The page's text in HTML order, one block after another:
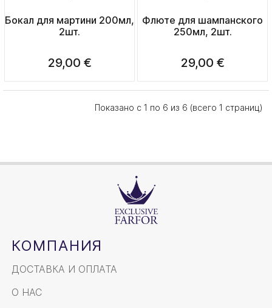
Бокал для мартини 200мл,
2шт.
29,00 €
Флюте для шампанского
250мл, 2шт.
29,00 €
Показано с 1 по 6 из 6 (всего 1 страниц)
КОМПАНИЯ
ДОСТАВКА И ОПЛАТА
О НАС